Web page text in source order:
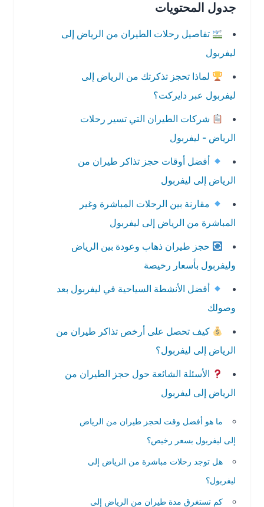
جدول المحتويات
تفاصيل رحلات الطيران من الرياض إلى
ليفربول
لماذا تحجز تذكرتك من الرياض إلى
ليفربول عبر دايركت؟
شركات الطيران التي تسير رحلات
الرياض - ليفربول
أفضل أوقات حجز تذاكر طيران من
الرياض إلى ليفربول
مقارنة بين الرحلات المباشرة وغير
المباشرة من الرياض إلى ليفربول
حجز طيران ذهاب وعودة بين الرياض
وليفربول بأسعار رخيصة
أفضل الأنشطة السياحية في ليفربول بعد
وصولك
كيف تحصل على أرخص تذاكر طيران من
الرياض إلى ليفربول؟
الأسئلة الشائعة حول حجز الطيران من
الرياض إلى ليفربول
ما هو أفضل وقت لحجز طيران من الرياض
إلى ليفربول بسعر رخيص؟
هل توجد رحلات مباشرة من الرياض إلى
ليفربول؟
كم تستغرق مدة طيران من الرياض إلى